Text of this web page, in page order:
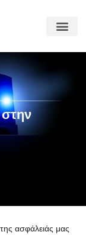
ασφάλειάς μας